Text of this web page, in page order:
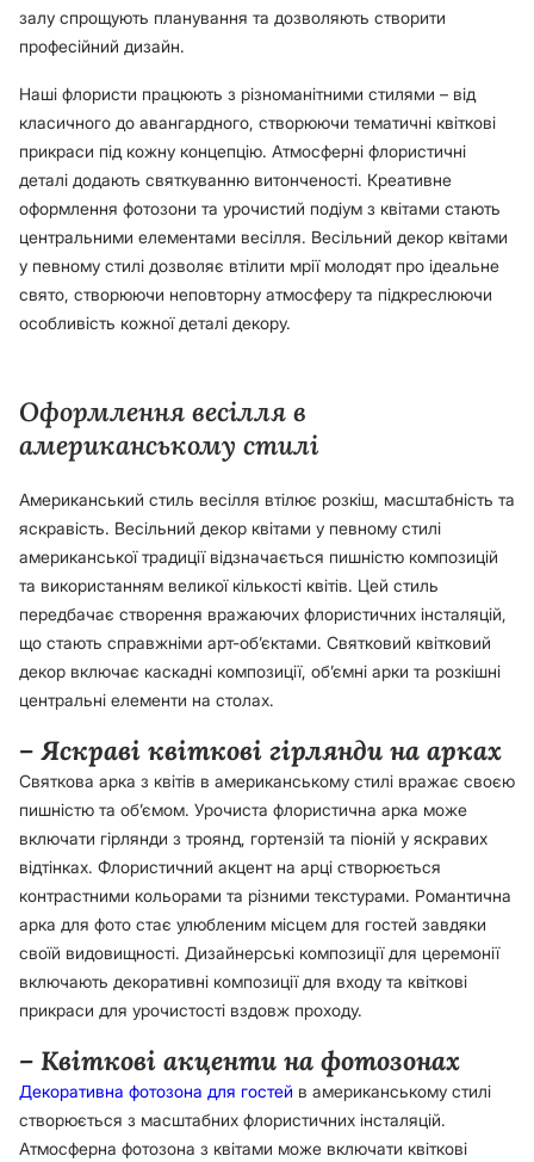
залу спрощують планування та дозволяють створити
професійний дизайн.
Наші флористи працюють з різноманітними стилями – від
класичного до авангардного, створюючи тематичні квіткові
прикраси під кожну концепцію. Атмосферні флористичні
деталі додають святкуванню витонченості. Креативне
оформлення фотозони та урочистий подіум з квітами стають
центральними елементами весілля. Весільний декор квітами
у певному стилі дозволяє втілити мрії молодят про ідеальне
свято, створюючи неповторну атмосферу та підкреслюючи
особливість кожної деталі декору.
Оформлення весілля в
американському стилі
Американський стиль весілля втілює розкіш, масштабність та
яскравість. Весільний декор квітами у певному стилі
американської традиції відзначається пишністю композицій
та використанням великої кількості квітів. Цей стиль
передбачає створення вражаючих флористичних інсталяцій,
що стають справжніми арт-об’єктами. Святковий квітковий
декор включає каскадні композиції, об’ємні арки та розкішні
центральні елементи на столах.
– Яскраві квіткові гірлянди на арках
Святкова арка з квітів в американському стилі вражає своєю
пишністю та об’ємом. Урочиста флористична арка може
включати гірлянди з троянд, гортензій та піоній у яскравих
відтінках. Флористичний акцент на арці створюється
контрастними кольорами та різними текстурами. Романтична
арка для фото стає улюбленим місцем для гостей завдяки
своїй видовищності. Дизайнерські композиції для церемонії
включають декоративні композиції для входу та квіткові
прикраси для урочистості вздовж проходу.
– Квіткові акценти на фотозонах
Декоративна фотозона для гостей в американському стилі
створюється з масштабних флористичних інсталяцій.
Атмосферна фотозона з квітами може включати квіткові